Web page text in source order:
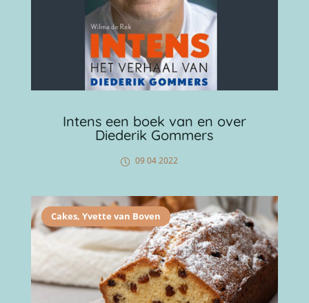
Intens een boek van en over
Diederik Gommers
09 04 2022
Cakes, Yvette van Boven